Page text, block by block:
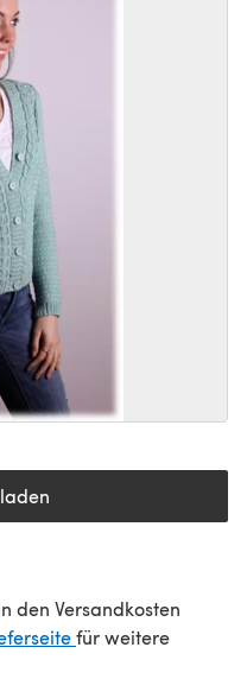
sich in einem neuen
den Versandkosten
(öffnet sich in
für weitere